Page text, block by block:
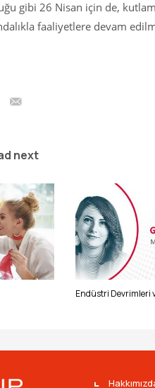
gibi 26 Nisan için de,
faaliyetlere devam
next
Endüstri Devrimleri